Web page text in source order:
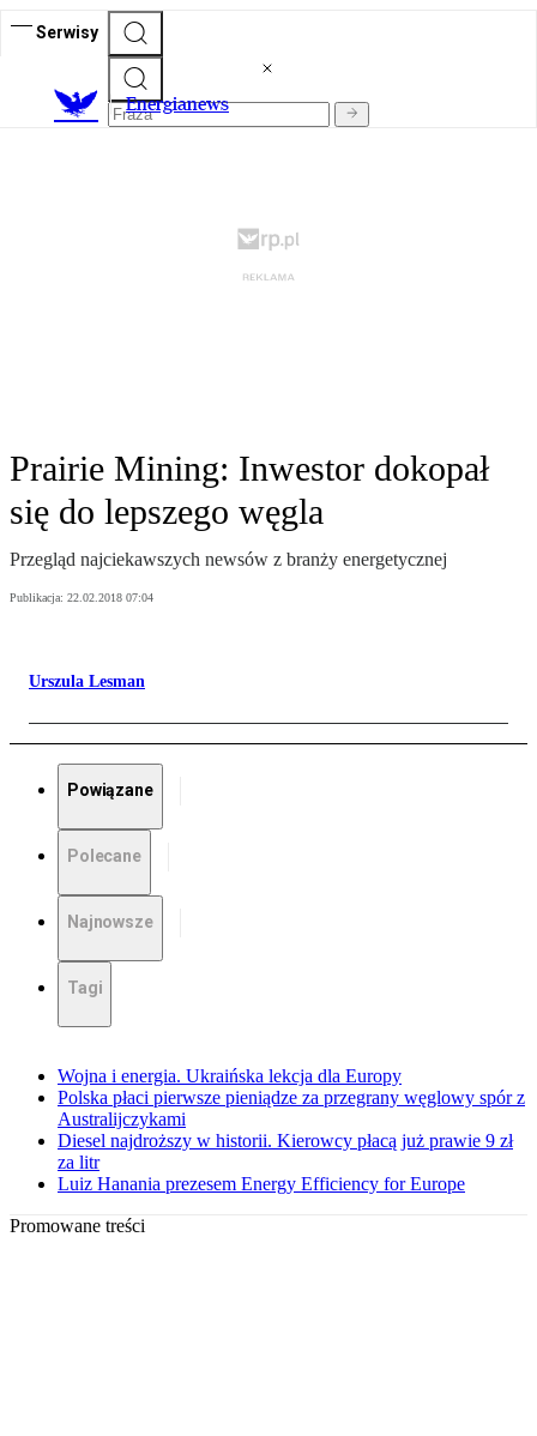
Serwisy
Energianews
Prairie Mining: Inwestor dokopał
się do lepszego węgla
Przegląd najciekawszych newsów z branży energetycznej
Publikacja: 22.02.2018 07:04
Urszula Lesman
Powiązane
Polecane
Najnowsze
Tagi
Wojna i energia. Ukraińska lekcja dla Europy
Polska płaci pierwsze pieniądze za przegrany węglowy spór z
Australijczykami
Diesel najdroższy w historii. Kierowcy płacą już prawie 9 zł
za litr
Luiz Hanania prezesem Energy Efficiency for Europe
Promowane treści